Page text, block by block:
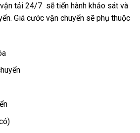
tải 24/7 sẽ tiến hành khảo sát và
Giá cước vận chuyển sẽ phụ thuộc